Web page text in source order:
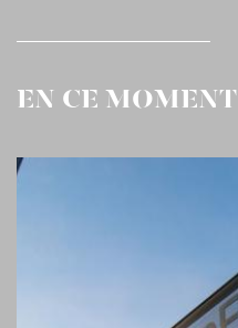
EN CE MOMENT